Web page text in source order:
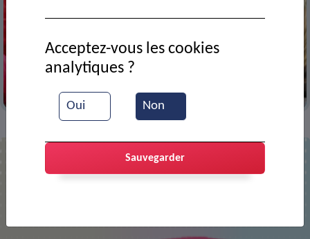
Médiathèque
Oui Non
Acceptez-vous les cookies
analytiques ?
Sauvegarder